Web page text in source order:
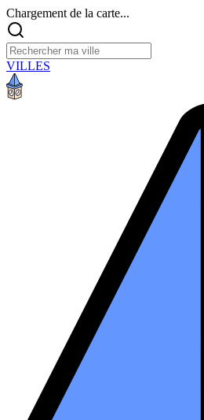
Chargement de la carte...
VILLES